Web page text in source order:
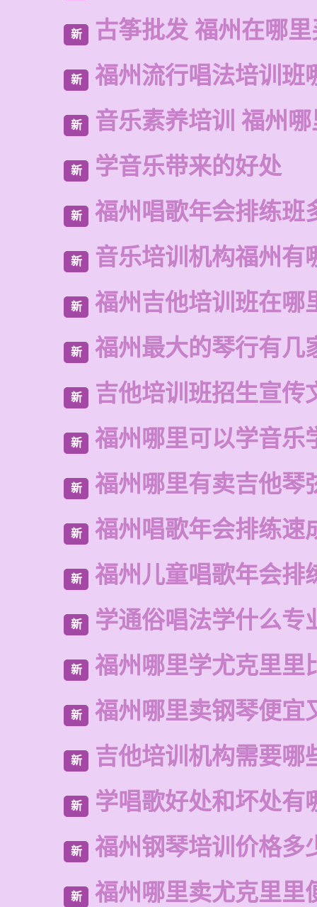
新 古筝批发 福州在哪
新 福州流行唱法培训班
新 音乐素养培训 福州
新 学音乐带来的好处
新 福州唱歌年会排练班
新 音乐培训机构福州有
新 福州吉他培训班在哪
新 福州最大的琴行有几
新 吉他培训班招生宣传
新 福州哪里可以学音乐
新 福州哪里有卖吉他琴
新 福州唱歌年会排练速
新 福州儿童唱歌年会排
新 学通俗唱法学什么专
新 福州哪里学尤克里里
新 福州哪里卖钢琴便宜
新 吉他培训机构需要哪
新 学唱歌好处和坏处有
新 福州钢琴培训价格多
新 福州哪里卖尤克里里